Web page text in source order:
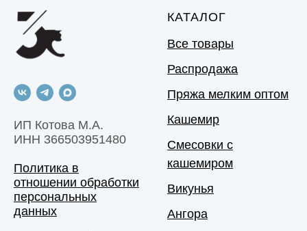
ИП Котова М.А.
ИНН 366503951480
Политика в
отношении обработки
персональных
данных
КАТАЛОГ
Все товары
Распродажа
Пряжа мелким оптом
Кашемир
Смесовки с
кашемиром
Викунья
Ангора